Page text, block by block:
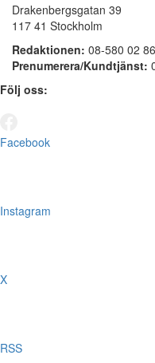
Drakenbergsgatan 39
117 41 Stockholm
Redaktionen: 08-580 02
Prenumerera/Kundtjänst:
Följ oss:
Facebook
Instagram
X
RSS